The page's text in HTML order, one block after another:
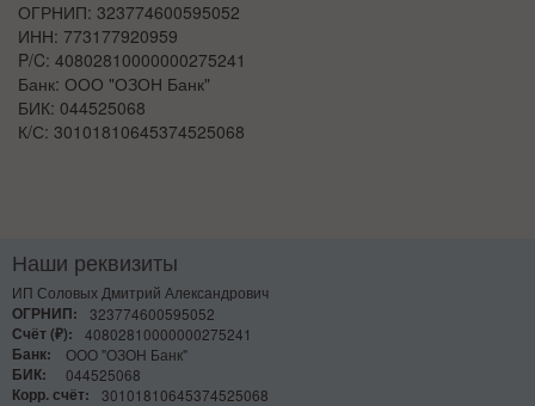
ОГРНИП: 323774600595052
ИНН: 773177920959
P/C: 40802810000000275241
Банк: ООО "ОЗОН Банк"
БИК: 044525068
К/С: 30101810645374525068
Наши реквизиты
ИП Соловых Дмитрий Александрович
ОГРНИП:
323774600595052
Счёт (₽):
40802810000000275241
Банк:
ООО "ОЗОН Банк"
БИК:
044525068
Корр. счёт:
30101810645374525068